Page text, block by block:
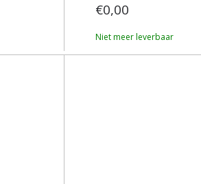
€0,00
Niet meer leverbaar